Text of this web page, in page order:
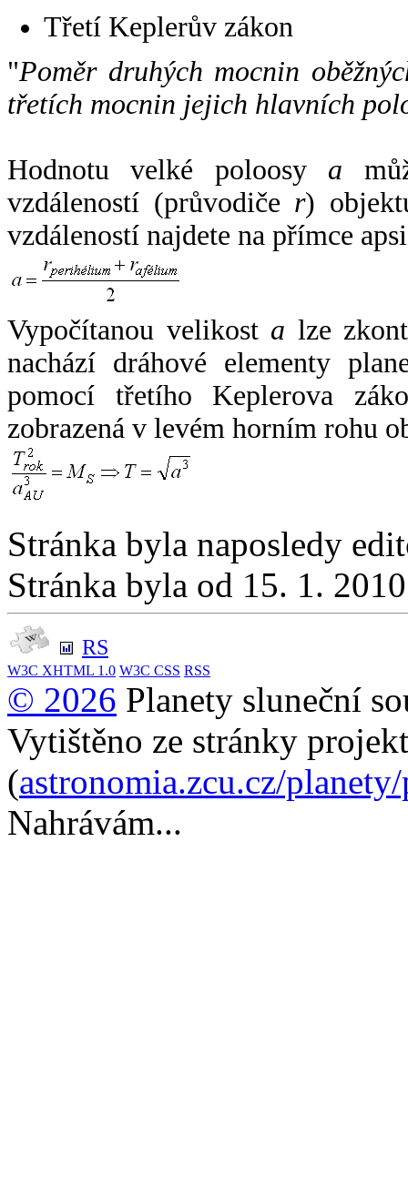
Třetí Keplerův zákon
"Poměr druhých mocnin
třetích mocnin jejich hlavních
Hodnotu velké poloosy a
vzdáleností (průvodiče r)
vzdáleností najdete na přímce
Vypočítanou velikost a lze
nachází dráhové elementy
pomocí třetího Keplerova
zobrazená v levém horním rohu
Stránka byla naposledy
Stránka byla od 15. 1.
RS
W3C XHTML 1.0 W3C CSS RSS
© 2026 Planety sluneční
Vytištěno ze stránky
(astronomia.zcu.cz/
Nahrávám...